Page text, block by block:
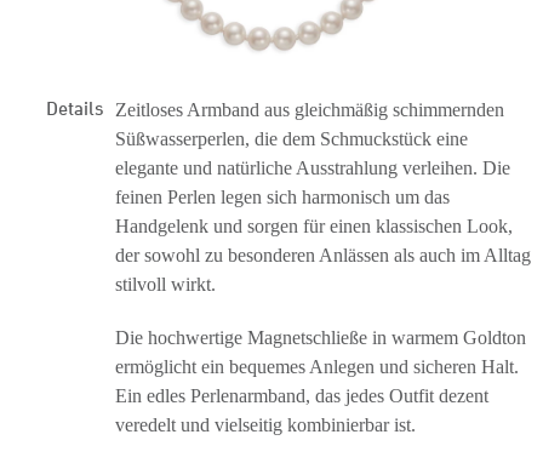
Details
Zeitloses Armband aus gleichmäßig schimmernden
Süßwasserperlen, die dem Schmuckstück eine
elegante und natürliche Ausstrahlung verleihen. Die
feinen Perlen legen sich harmonisch um das
Handgelenk und sorgen für einen klassischen Look,
der sowohl zu besonderen Anlässen als auch im Alltag
stilvoll wirkt.
Die hochwertige Magnetschließe in warmem Goldton
ermöglicht ein bequemes Anlegen und sicheren Halt.
Ein edles Perlenarmband, das jedes Outfit dezent
veredelt und vielseitig kombinierbar ist.